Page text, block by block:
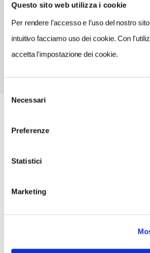
Questo sito web utilizza i cookie
Per rendere l’accesso e l’uso del nostro
intuitivo facciamo uso dei cookie. Con
accetta l'impostazione dei cookie.
delNecessari
Preferenze
Statistici
Marketing
www.balibreeze.nl
TELEFONO
0703600650